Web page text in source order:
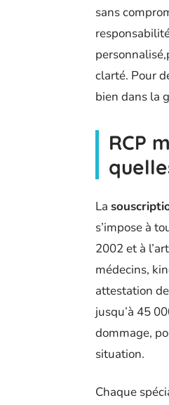
sans
clarté. Pour
bien dans la
RCP
La
s’impose à
2002 et à
médecins,
attestation
jusqu’à 45
dommage,
situation.
Chaque